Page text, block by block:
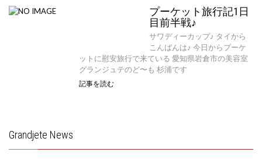
プーケット旅行記1日
目前半戦♪
サワディーカップ♪ タイから
こんばんは♪ 今日からプーケ
ットに慰安旅行で来ている 愛知県岩倉市の美容室
グランジュテのど〜も 杉浦です
記事を読む
Grandjete News